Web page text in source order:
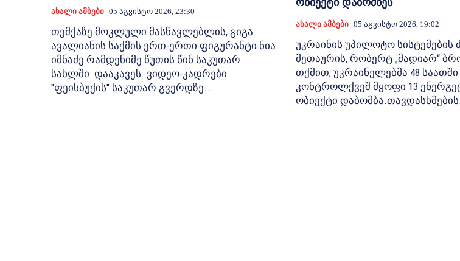
Ახალი Ამბები 05 Აგვისტო 2026, 23:30
თემქაზე მოკლული მასწავლებლის, გიგა
ავალიანის საქმის ერთ-ერთი ფიგურანტი ნია
იმნაძე რამდენიმე წუთის წინ საკუთარ
სახლში დააკავეს. ვიდეო-კადრები
"ფეისბუქის" საკუთარ გვერდზე...
Ახალი Ამბები 05 Აგვისტო 2026, 19:02
უკრაინის უპილოტო სისტემების
მეთაურის, რობერტ „მადიარ“
თქმით, უკრაინელებმა 48
კონტროლქვეშ მყოფი 13
ობიექტი